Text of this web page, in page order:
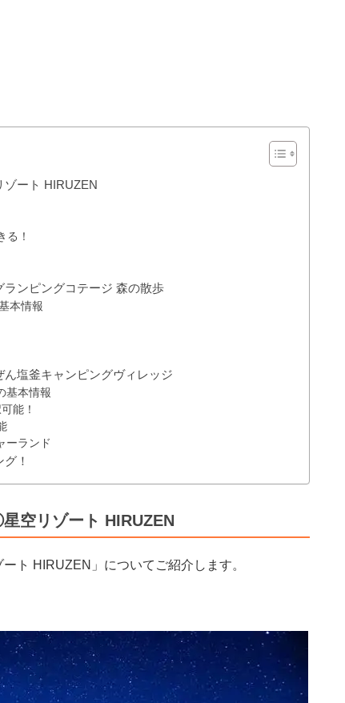
ート HIRUZEN
る！
ンピングコテージ 森の散歩
本情報
塩釜キャンピングヴィレッジ
基本情報
能！
ーランド
！
空リゾート HIRUZEN
ト HIRUZEN」についてご紹介します。